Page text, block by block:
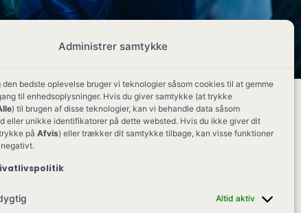
Administrer samtykke
den bedste oplevelse bruger vi teknologier såsom cookies til at gemme
til enhedsoplysninger. Hvis du giver samtykke (at trykke
) til brugen af disse teknologier, kan vi behandle data såsom
eller unikke identifikatorer på dette websted. Hvis du ikke giver dit
på Afvis) eller trækker dit samtykke tilbage, kan visse funktioner
Altid aktiv